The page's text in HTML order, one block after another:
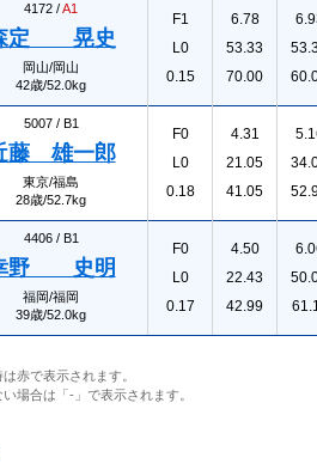
4172 /A1
定 晃史
岡山/岡山
42歳/52.0kg
F1
L0
0.15
6.78
53.33
70.00
5007 / B1
藤 雄一郎
東京/福島
28歳/52.7kg
F0
L0
0.18
4.31
21.05
41.05
4406 / B1
野 史明
福岡/福岡
39歳/52.0kg
F0
L0
0.17
4.50
22.43
42.99
赤で表示されます。
場合は「-」で表示されます。